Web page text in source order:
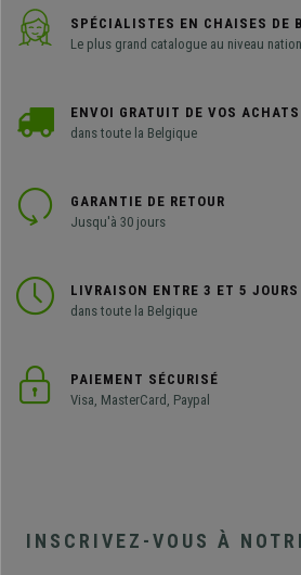
SPÉCIALISTES EN CHAISES DE
Le plus grand catalogue au niveau
ENVOI GRATUIT DE VOS ACHATS
dans toute la Belgique
GARANTIE DE RETOUR
Jusqu'à 30 jours
LIVRAISON ENTRE 3 ET 5 JOURS
dans toute la Belgique
PAIEMENT SÉCURISÉ
Visa, MasterCard, Paypal
INSCRIVEZ-VOUS À